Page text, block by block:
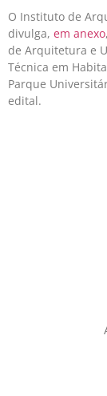
O Instituto de
divulga, em anexo
de Arquitetura e
Técnica em
Parque
edital.